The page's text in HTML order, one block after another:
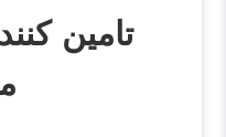
تامین